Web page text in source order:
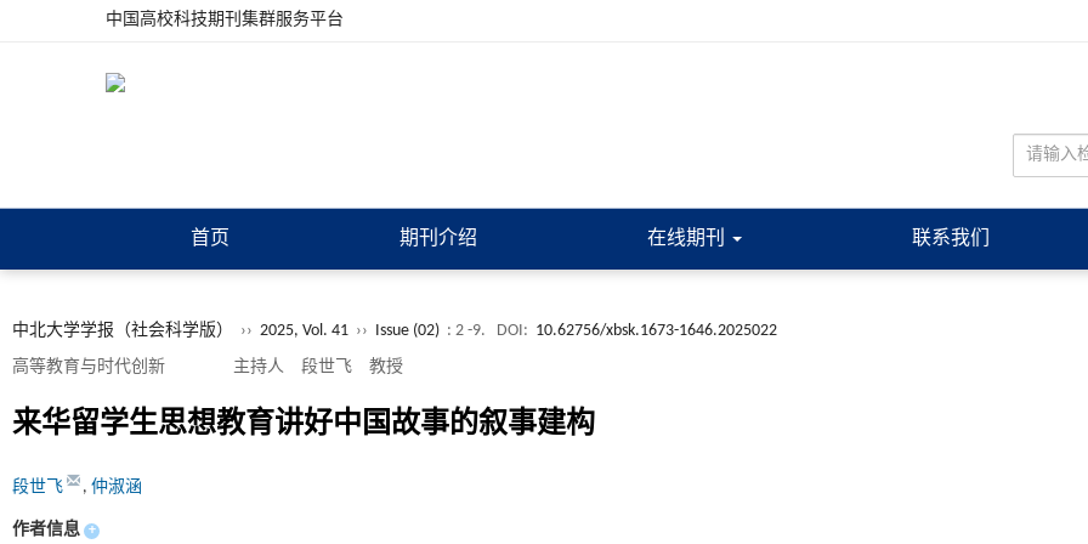
中国高校科技期刊集群服务平台
首页 期刊介绍 在线期刊 联系我们
中北大学学报（社会科学版） ›› 2025, Vol. 41 ›› Issue (02) : 2 -9. DOI: 10.62756/xbsk.1673-1646.2025022
高等教育与时代创新 主持人 段世飞 教授
来华留学生思想教育讲好中国故事的叙事建构
段世飞 , 仲淑涵
作者信息 +